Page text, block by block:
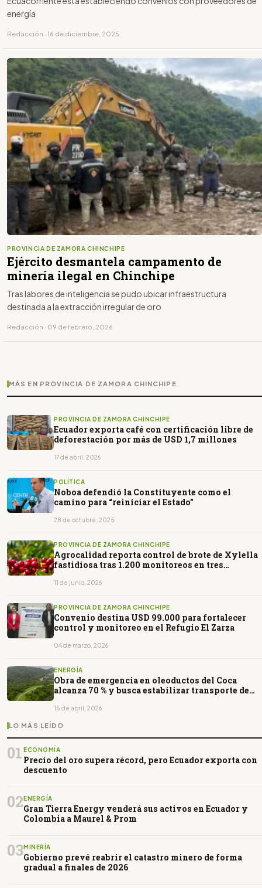
energía
Redacción · 16 de diciembre, 2025
PROVINCIA DE ZAMORA CHINCHIPE
Ejército desmantela campamento de
minería ilegal en Chinchipe
Tras labores de inteligencia se pudo ubicar infraestructura
destinada a la extracción irregular de oro
Redacción · 09 de febrero, 2026
MÁS EN PROVINCIA DE ZAMORA CHINCHIPE
PROVINCIA DE ZAMORA CHINCHIPE
Ecuador exporta café con certificación libre de
deforestación por más de USD 1,7 millones
17 de abril, 2026
POLÍTICA
Noboa defendió la Constituyente como el
camino para “reiniciar el Estado”
28 de octubre, 2025
PROVINCIA DE ZAMORA CHINCHIPE
Agrocalidad reporta control de brote de Xylella
fastidiosa tras 1.200 monitoreos en tres
11 de junio, 2026
PROVINCIA DE ZAMORA CHINCHIPE
Convenio destina USD 99.000 para fortalecer
control y monitoreo en el Refugio El Zarza
04 de marzo, 2026
ENERGÍA
Obra de emergencia en oleoductos del Coca
alcanza 70 % y busca estabilizar transporte de
15 de abril, 2026
LO MÁS LEÍDO
01 ECONOMÍA
Precio del oro supera récord, pero Ecuador exporta con
descuento
02 ENERGÍA
Gran Tierra Energy venderá sus activos en Ecuador y
Colombia a Maurel & Prom
03MINERÍA
Gobierno prevé reabrir el catastro minero de forma
gradual a finales de 2026